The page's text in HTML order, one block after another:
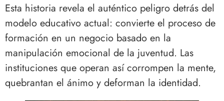
Esta historia revela el auténtico peligro detrás del
modelo educativo actual: convierte el proceso de
formación en un negocio basado en la
manipulación emocional de la juventud. Las
instituciones que operan así corrompen la mente,
quebrantan el ánimo y deforman la identidad.